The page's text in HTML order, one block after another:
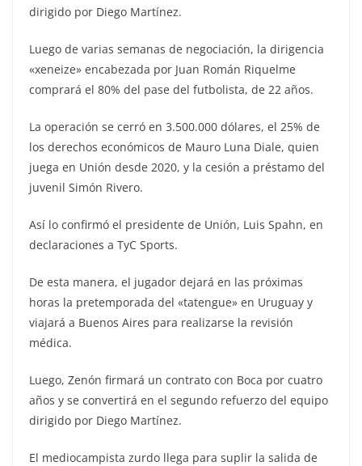
dirigido por Diego Martínez.
Luego de varias semanas de negociación, la dirigencia
«xeneize» encabezada por Juan Román Riquelme
comprará el 80% del pase del futbolista, de 22 años.
La operación se cerró en 3.500.000 dólares, el 25% de
los derechos económicos de Mauro Luna Diale, quien
juega en Unión desde 2020, y la cesión a préstamo del
juvenil Simón Rivero.
Así lo confirmó el presidente de Unión, Luis Spahn, en
declaraciones a TyC Sports.
De esta manera, el jugador dejará en las próximas
horas la pretemporada del «tatengue» en Uruguay y
viajará a Buenos Aires para realizarse la revisión
médica.
Luego, Zenón firmará un contrato con Boca por cuatro
años y se convertirá en el segundo refuerzo del equipo
dirigido por Diego Martínez.
El mediocampista zurdo llega para suplir la salida de